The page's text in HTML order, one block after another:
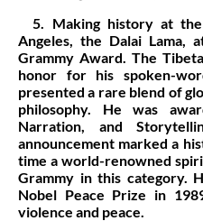
5. Making history at
Angeles, the Dalai
Grammy Award. The
honor for his spoken-
presented a rare blend of
philosophy. He was
Narration, and
announcement marked a
time a world-renowned
Grammy in this category.
Nobel Peace Prize in
violence and peace.